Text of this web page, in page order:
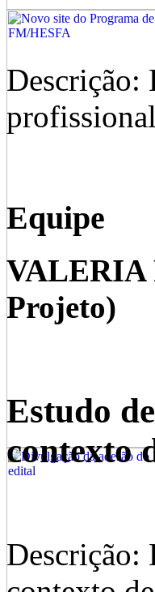
Descrição:
Equipe
VALERIA
Projeto)
Estudo
contexto
Descrição: